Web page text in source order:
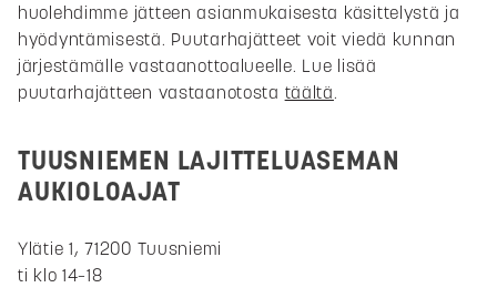
huolehdimme jätteen asianmukaisesta käsittelystä ja
hyödyntämisestä. Puutarhajätteet voit viedä kunnan
järjestämälle vastaanottoalueelle. Lue lisää
puutarhajätteen vastaanotosta täältä.
TUUSNIEMEN LAJITTELUASEMAN
AUKIOLOAJAT
Ylätie 1, 71200 Tuusniemi
ti klo 14–18